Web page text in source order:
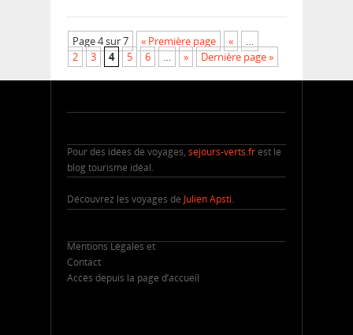
Page 4 sur 7 « Première page «
…
2
3 4 5 6 … » Dernière page »
Pour des idées de voyages, sejours-verts.frest le
blog tourisme idéal.
Découvrez les voyages de Julien Apsti.
Mentions Légales et
Contact
Accès depuis la page d’accueil